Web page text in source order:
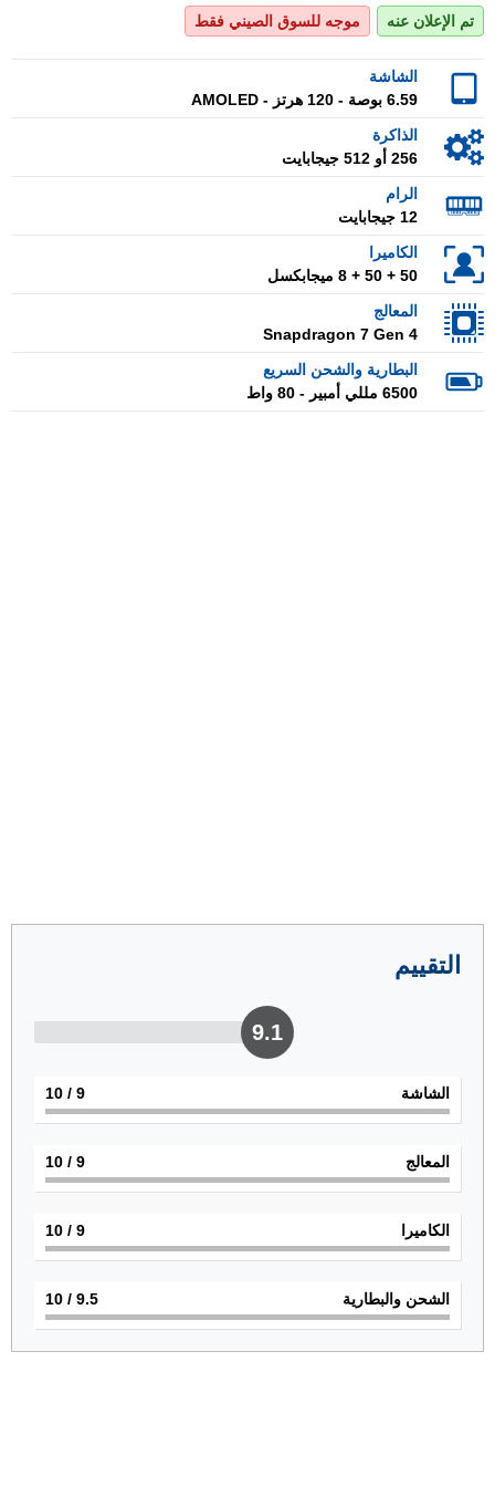
تم الإعلان عنه موجه للسوق الصيني فقط
الشاشة
6.59 بوصة - 120 هرتز - AMOLED
الذاكرة
256 أو 512 جيجابايت
الرام
12 جيجابايت
الكاميرا
50 + 50 + 8 ميجابكسل
المعالج
Snapdragon 7 Gen 4
البطارية والشحن السريع
6500 مللي أمبير - 80 واط
التقييم
9.1
الشاشة 9
/ 10
المعالج 9
/ 10
الكاميرا 9
/ 10
الشحن والبطارية 9.5
/ 10